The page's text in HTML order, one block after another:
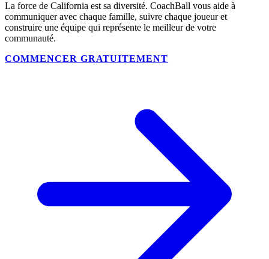
La force de California est sa diversité. CoachBall vous aide à
communiquer avec chaque famille, suivre chaque joueur et
construire une équipe qui représente le meilleur de votre
communauté.
COMMENCER GRATUITEMENT